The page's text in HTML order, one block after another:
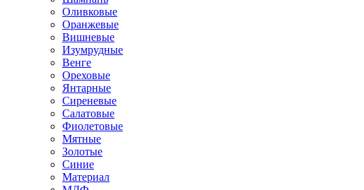
Оливковые
Оранжевые
Вишневые
Изумрудные
Венге
Ореховые
Янтарные
Сиреневые
Салатовые
Фиолетовые
Мятные
Золотые
Синие
Материал